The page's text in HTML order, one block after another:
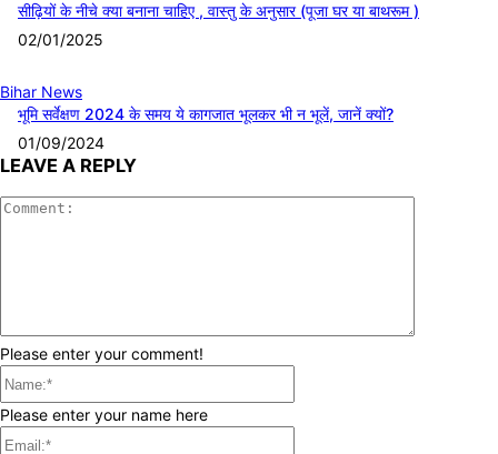
सीढ़ियों के नीचे क्या बनाना चाहिए , वास्तु के अनुसार (पूजा घर या बाथरूम )
02/01/2025
Bihar News
भूमि सर्वेक्षण 2024 के समय ये कागजात भूलकर भी न भूलें, जानें क्यों?
01/09/2024
LEAVE A REPLY
Please enter your comment!
Please enter your name here